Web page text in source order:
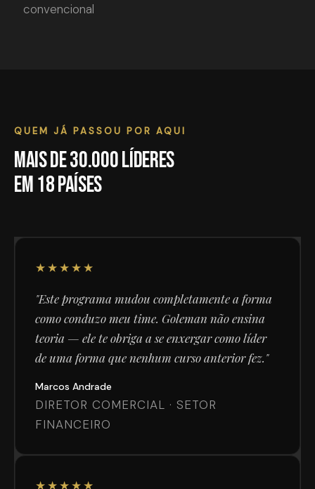
convencional
QUEM JÁ PASSOU POR AQUI
Mais de 30.000 líderes
em 18 países
★★★★★
"Este programa mudou completamente a forma
como conduzo meu time. Goleman não ensina
teoria — ele te obriga a se enxergar como líder
de uma forma que nenhum curso anterior fez."
Marcos Andrade
DIRETOR COMERCIAL · SETOR
FINANCEIRO
★★★★★